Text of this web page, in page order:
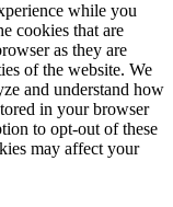
while you
cookies that are
as they are
of the website. We
and understand how
in your browser
to opt-out of these
may affect your